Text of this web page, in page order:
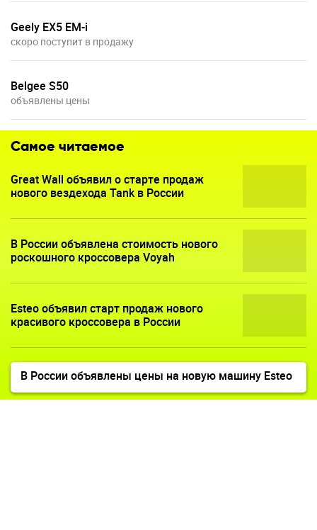
Geely EX5 EM-i
скоро поступит в продажу
Belgee S50
объявлены цены
Самое читаемое
Great Wall объявил о старте продаж
нового вездехода Tank в России
В России объявлена стоимость нового
роскошного кроссовера Voyah
Esteo объявил старт продаж нового
красивого кроссовера в России
В России объявлены цены на новую машину Esteo